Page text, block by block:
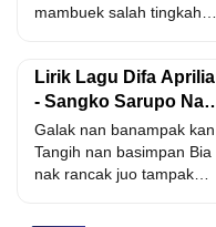
mambuek salah tingkah
Lirik Lagu Difa Aprilia
- Sangko Sarupo Nan
Kanduang
Galak nan banampak kan
Tangih nan basimpan Bia
nak rancak juo tampak